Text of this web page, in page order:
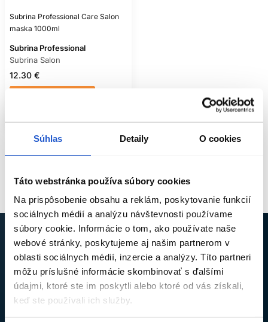
Súhlas Detaily O cookies
Táto webstránka používa súbory cookies
Na prispôsobenie obsahu a reklám, poskytovanie funkcií
sociálnych médií a analýzu návštevnosti používame
súbory cookie. Informácie o tom, ako používate naše
webové stránky, poskytujeme aj našim partnerom v
oblasti sociálnych médií, inzercie a analýzy. Títo partneri
môžu príslušné informácie skombinovať s ďalšími
údajmi, ktoré ste im poskytli alebo ktoré od vás získali,
keď ste používali ich služby.
Subrina Professional Care Salon
maska 1000ml
Subrina Professional
Subrina Salon
12.30 €
Pozreli ste
NECH VÁM NEUJDE ŽIADNA NOVINKA ANI
ZĽAVA
Prihláste sa na odber newslettra a získajte kód na